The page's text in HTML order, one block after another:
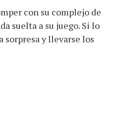
con su complejo de
suelta a su juego. Si lo
sorpresa y llevarse los